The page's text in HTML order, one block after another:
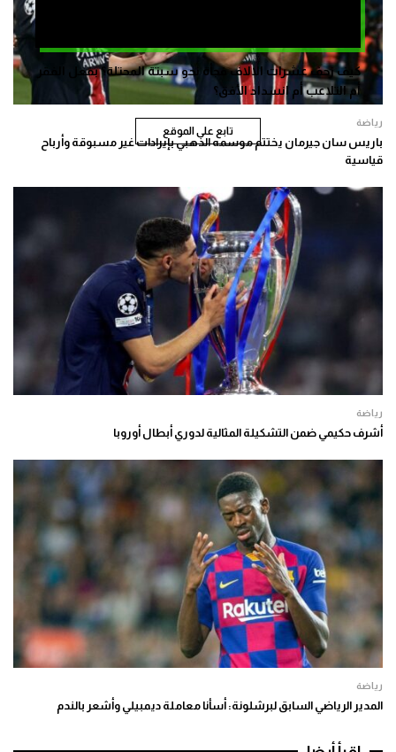
كيف زحف عشرات الالاف فجأة نحو سبتة المحتلة؟ بفعل الفقر
أم التلاعب أم انسداد الأفق؟
تابع على الموقع
رياضة
باريس سان جيرمان يختتم موسمه الذهبي بإيرادات غير مسبوقة وأرباح
قياسية
رياضة
أشرف حكيمي ضمن التشكيلة المثالية لدوري أبطال أوروبا
رياضة
المدير الرياضي السابق لبرشلونة: أسأنا معاملة ديمبيلي وأشعر بالندم